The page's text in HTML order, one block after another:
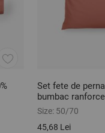
Set fete de
bumbac
Size: 50/70
45,68 Lei